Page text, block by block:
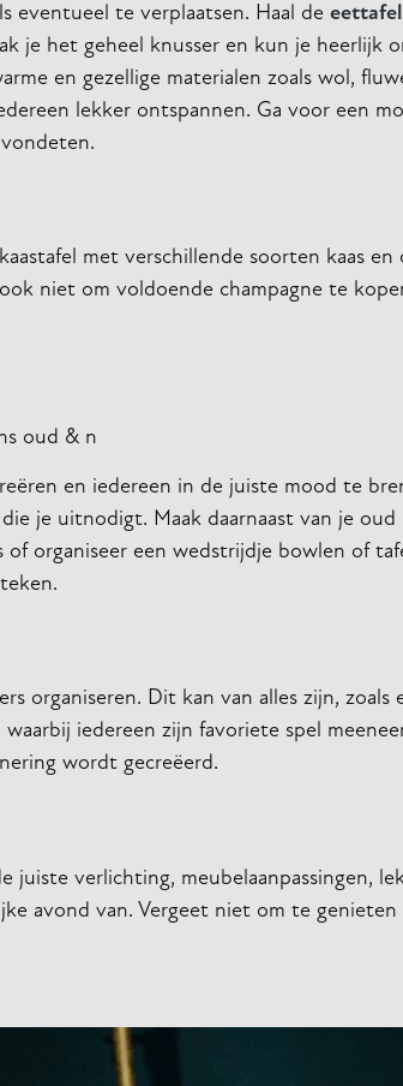
eventueel te verplaatsen. Haal de eettafel
je het geheel knusser en kun je heerlijk
en gezellige materialen zoals wol,
lekker ontspannen. Ga voor een
met verschillende soorten kaas en
niet om voldoende champagne te
oud & n
en iedereen in de juiste mood te
je uitnodigt. Maak daarnaast van je oud
of organiseer een wedstrijdje bowlen of
organiseren. Dit kan van alles zijn, zoals
iedereen zijn favoriete spel
wordt gecreëerd.
verlichting, meubelaanpassingen,
avond van. Vergeet niet om te